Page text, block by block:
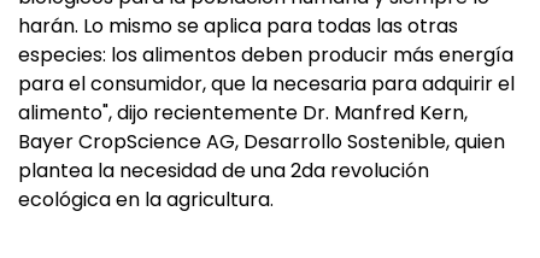
harán. Lo mismo se aplica para todas las otras
especies: los alimentos deben producir más energía
para el consumidor, que la necesaria para adquirir el
alimento", dijo recientemente Dr. Manfred Kern,
Bayer CropScience AG, Desarrollo Sostenible, quien
plantea la necesidad de una 2da revolución
ecológica en la agricultura.